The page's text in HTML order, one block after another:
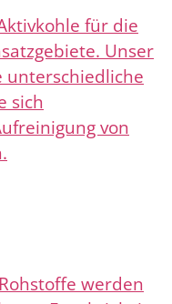
für die
Unser
unterschiedliche
sich
von
werden